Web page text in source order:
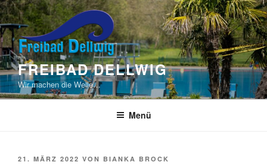
Zum
Inhalt
springen
FREIBAD DELLWIG
Wir machen die Welle…
Menü
VERÖFFENTLICHT
21. MÄRZ 2022 VON BIANKA BROCK